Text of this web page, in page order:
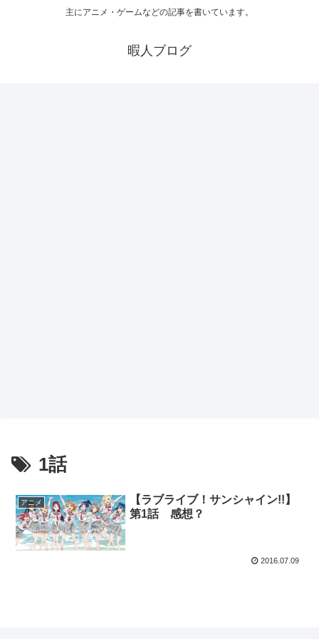
主にアニメ・ゲームなどの記事を書いています。
暇人ブログ
1話
アニメ
【ラブライブ！サンシャイン!!】
第1話 感想？
2016.07.09